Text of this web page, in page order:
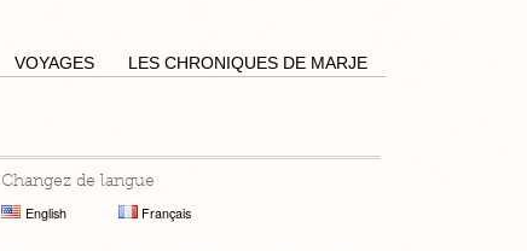
VOYAGES LES CHRONIQUES DE MARJE
Changez de langue
English Français